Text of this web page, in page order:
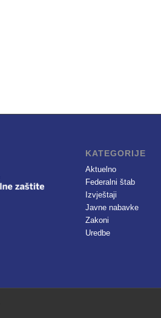
KATEGORIJE
Aktuelno
Federalni štab
Izvještaji
Javne nabavke
Zakoni
Uredbe